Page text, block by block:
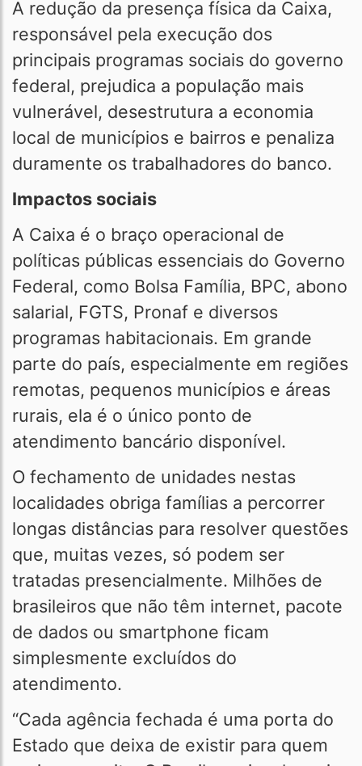
A redução da presença física da Caixa,
responsável pela execução dos
principais programas sociais do governo
federal, prejudica a população mais
vulnerável, desestrutura a economia
local de municípios e bairros e penaliza
duramente os trabalhadores do banco.
Impactos sociais
A Caixa é o braço operacional de
políticas públicas essenciais do Governo
Federal, como Bolsa Família, BPC, abono
salarial, FGTS, Pronaf e diversos
programas habitacionais. Em grande
parte do país, especialmente em regiões
remotas, pequenos municípios e áreas
rurais, ela é o único ponto de
atendimento bancário disponível.
O fechamento de unidades nestas
localidades obriga famílias a percorrer
longas distâncias para resolver questões
que, muitas vezes, só podem ser
tratadas presencialmente. Milhões de
brasileiros que não têm internet, pacote
de dados ou smartphone ficam
simplesmente excluídos do
atendimento.
“Cada agência fechada é uma porta do
Estado que deixa de existir para quem